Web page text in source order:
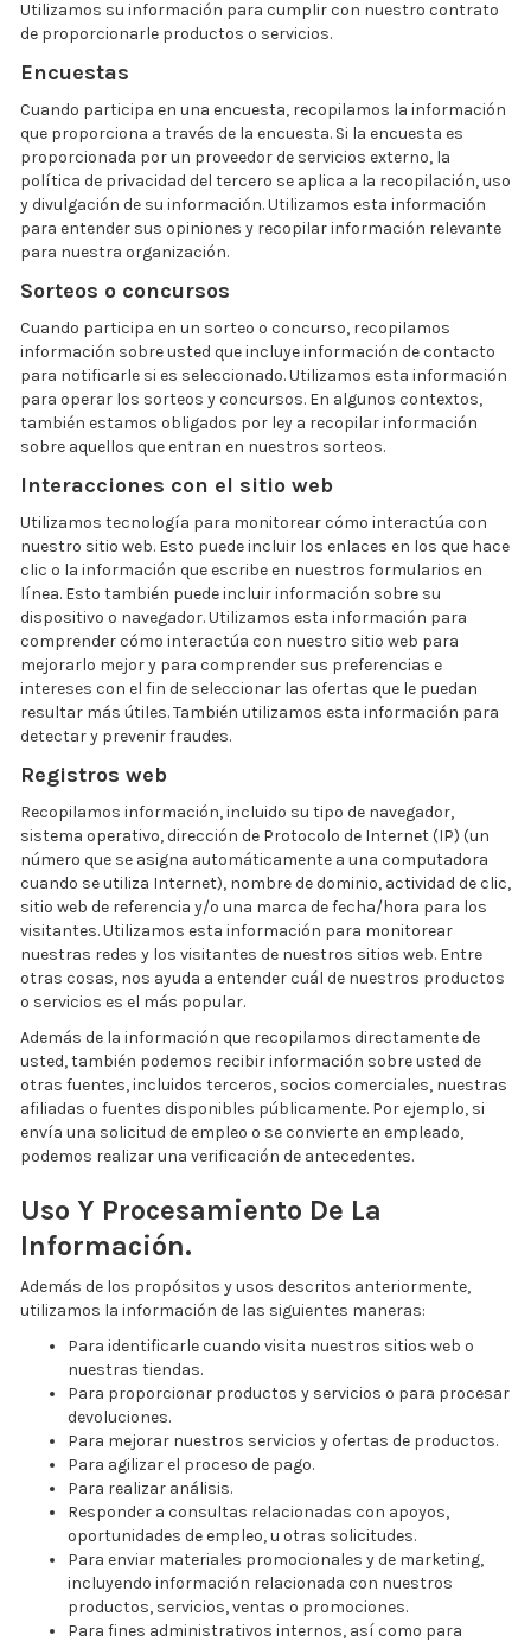
Utilizamos su información para cumplir con nuestro contrato
de proporcionarle productos o servicios.
Encuestas
Cuando participa en una encuesta, recopilamos la información
que proporciona a través de la encuesta. Si la encuesta es
proporcionada por un proveedor de servicios externo, la
política de privacidad del tercero se aplica a la recopilación, uso
y divulgación de su información. Utilizamos esta información
para entender sus opiniones y recopilar información relevante
para nuestra organización.
Sorteos o concursos
Cuando participa en un sorteo o concurso, recopilamos
información sobre usted que incluye información de contacto
para notificarle si es seleccionado. Utilizamos esta información
para operar los sorteos y concursos. En algunos contextos,
también estamos obligados por ley a recopilar información
sobre aquellos que entran en nuestros sorteos.
Interacciones con el sitio web
Utilizamos tecnología para monitorear cómo interactúa con
nuestro sitio web. Esto puede incluir los enlaces en los que hace
clic o la información que escribe en nuestros formularios en
línea. Esto también puede incluir información sobre su
dispositivo o navegador. Utilizamos esta información para
comprender cómo interactúa con nuestro sitio web para
mejorarlo mejor y para comprender sus preferencias e
intereses con el fin de seleccionar las ofertas que le puedan
resultar más útiles. También utilizamos esta información para
detectar y prevenir fraudes.
Registros web
Recopilamos información, incluido su tipo de navegador,
sistema operativo, dirección de Protocolo de Internet (IP) (un
número que se asigna automáticamente a una computadora
cuando se utiliza Internet), nombre de dominio, actividad de clic,
sitio web de referencia y/o una marca de fecha/hora para los
visitantes. Utilizamos esta información para monitorear
nuestras redes y los visitantes de nuestros sitios web. Entre
otras cosas, nos ayuda a entender cuál de nuestros productos
o servicios es el más popular.
Además de la información que recopilamos directamente de
usted, también podemos recibir información sobre usted de
otras fuentes, incluidos terceros, socios comerciales, nuestras
afiliadas o fuentes disponibles públicamente. Por ejemplo, si
envía una solicitud de empleo o se convierte en empleado,
podemos realizar una verificación de antecedentes.
Uso Y Procesamiento De La
Información.
Además de los propósitos y usos descritos anteriormente,
utilizamos la información de las siguientes maneras:
Para identificarle cuando visita nuestros sitios web o
nuestras tiendas.
Para proporcionar productos y servicios o para procesar
devoluciones.
Para mejorar nuestros servicios y ofertas de productos.
Para agilizar el proceso de pago.
Para realizar análisis.
Responder a consultas relacionadas con apoyos,
oportunidades de empleo, u otras solicitudes.
Para enviar materiales promocionales y de marketing,
incluyendo información relacionada con nuestros
productos, servicios, ventas o promociones.
Para fines administrativos internos, así como para